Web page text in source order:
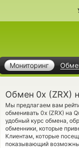
Мониторинг
Обмен 0x (ZRX)
Мы предлагаем вам
обменивать 0x (ZRX) на
удобный курс обмена,
обменники, которые
Клиентам, которые
показывающий